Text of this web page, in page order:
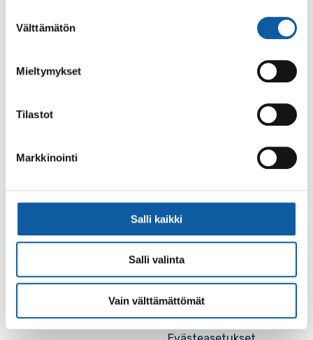
valinta
Välttämätön
Mieltymykset
Tilastot
Markkinointi
Salli kaikki
Salli valinta
Vain välttämättömät
Tietoa Paimiosta
Karttapalvelu
Ruokalistat, ISS
Yhteystietohaku
Palvelupiste
Asiakirjojen
julkisuuskuvaus
Avoimet työpaikat